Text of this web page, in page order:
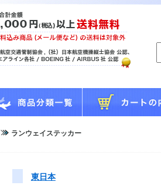
ランウェイステッカー
東日本